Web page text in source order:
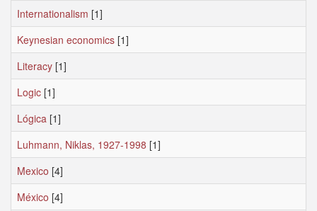
Internationalism [1]
Keynesian economics [1]
Literacy [1]
Logic [1]
Lógica [1]
Luhmann, Niklas, 1927-1998 [1]
Mexico [4]
México [4]